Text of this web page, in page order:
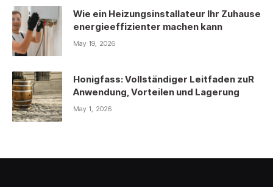
Wie ein Heizungsinstallateur Ihr Zuhause
energieeffizienter machen kann
May 19, 2026
Honigfass: Vollständiger Leitfaden zuR
Anwendung, Vorteilen und Lagerung
May 1, 2026